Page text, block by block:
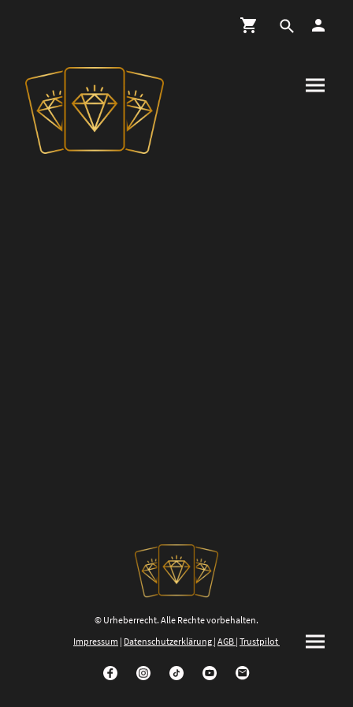
© Urheberrecht. Alle Rechte vorbehalten.
Impressum | Datenschutzerklärung | AGB | Trustpilot